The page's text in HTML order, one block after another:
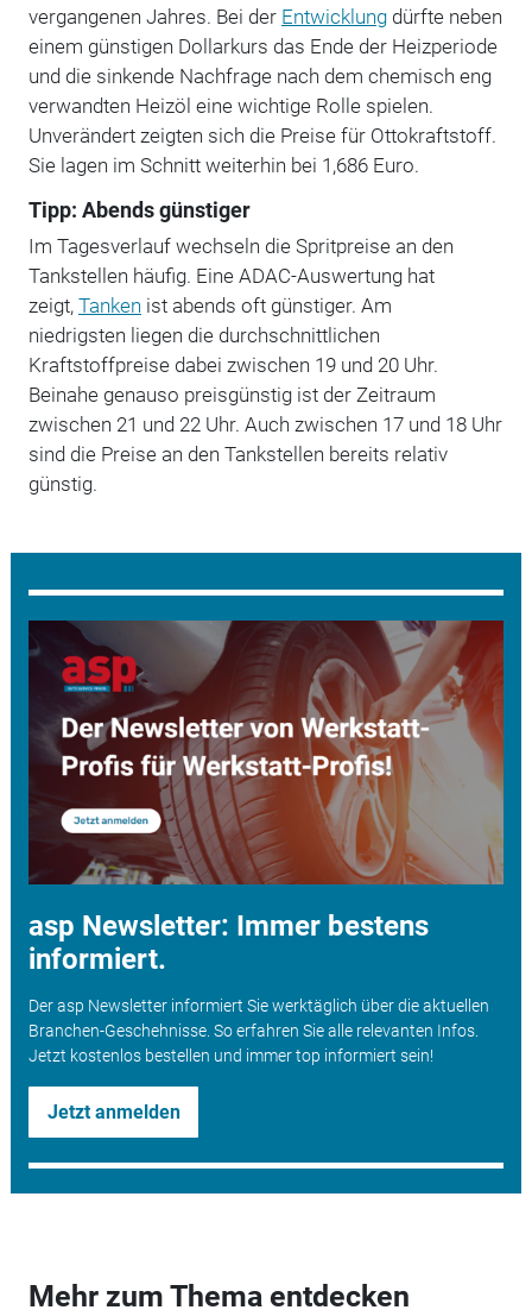
vergangenen Jahres. Bei der Entwicklungdürfte neben
einem günstigen Dollarkurs das Ende der Heizperiode
und die sinkende Nachfrage nach dem chemisch eng
verwandten Heizöl eine wichtige Rolle spielen.
Unverändert zeigten sich die Preise für Ottokraftstoff.
Sie lagen im Schnitt weiterhin bei 1,686 Euro.
Tipp: Abends günstiger
Im Tagesverlauf wechseln die Spritpreise an den
Tankstellen häufig. Eine ADAC-Auswertung hat
zeigt, Tanken ist abends oft günstiger. Am
niedrigsten liegen die durchschnittlichen
Kraftstoffpreise dabei zwischen 19 und 20 Uhr.
Beinahe genauso preisgünstig ist der Zeitraum
zwischen 21 und 22 Uhr. Auch zwischen 17 und 18 Uhr
sind die Preise an den Tankstellen bereits relativ
günstig.
asp Newsletter: Immer bestens
informiert.
Der asp Newsletter informiert Sie werktäglich über die aktuellen
Branchen-Geschehnisse. So erfahren Sie alle relevanten Infos.
Jetzt kostenlos bestellen und immer top informiert sein!
Jetzt anmelden
Mehr zum Thema entdecken